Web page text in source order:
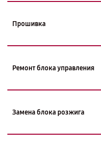
Прошивка
Ремонт блока управления
Замена блока розжига